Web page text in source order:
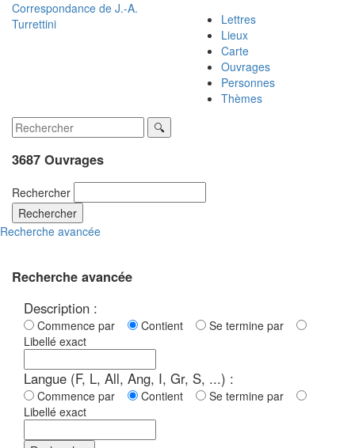
Correspondance de J.-A.
Turrettini
Lettres
Lieux
Carte
Ouvrages
Personnes
Thèmes
3687 Ouvrages
Rechercher
Rechercher
Recherche avancée
Recherche avancée
Description :
Commence par Contient
Se termine par
Libellé exact
Langue (F, L, All, Ang, I, Gr, S, ...) :
Commence par Contient
Se termine par
Libellé exact